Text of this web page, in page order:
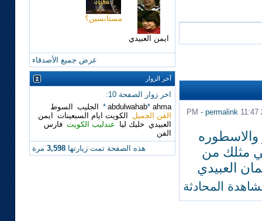
11:47 PM
- permalink
والاسطوره
مثلك من
العبيدي
المحادثة
ايمن العبيدي
مستانسين؟
عرض جميع الأصدقاء
آخر الزوار
اخر زوار الصفحة 10:
abdulwahab* ahma
* الجليب السوط
الفن الجميل
الكويت ايام السبعينات ايمن
العبيدي خليك ليا عندليب الكويت فارس
الفن
هذه الصفحة تمت زيارتها3,598 مرة